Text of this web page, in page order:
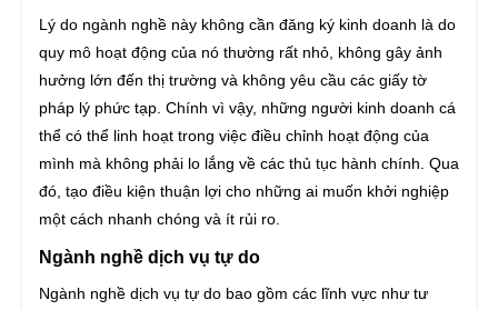
Lý do ngành nghề này không cần đăng ký kinh doanh là do
quy mô hoạt động của nó thường rất nhỏ, không gây ảnh
hưởng lớn đến thị trường và không yêu cầu các giấy tờ
pháp lý phức tạp. Chính vì vậy, những người kinh doanh cá
thể có thể linh hoạt trong việc điều chỉnh hoạt động của
mình mà không phải lo lắng về các thủ tục hành chính. Qua
đó, tạo điều kiện thuận lợi cho những ai muốn khởi nghiệp
một cách nhanh chóng và ít rủi ro.
Ngành nghề dịch vụ tự do
Ngành nghề dịch vụ tự do bao gồm các lĩnh vực như tư